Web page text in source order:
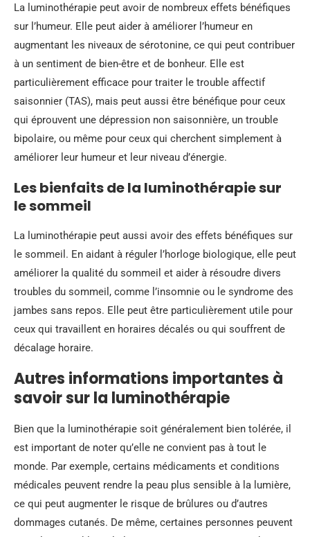
La luminothérapie peut avoir de nombreux effets bénéfiques
sur l’humeur. Elle peut aider à améliorer l’humeur en
augmentant les niveaux de sérotonine, ce qui peut contribuer
à un sentiment de bien-être et de bonheur. Elle est
particulièrement efficace pour traiter le trouble affectif
saisonnier (TAS), mais peut aussi être bénéfique pour ceux
qui éprouvent une dépression non saisonnière, un trouble
bipolaire, ou même pour ceux qui cherchent simplement à
améliorer leur humeur et leur niveau d’énergie.
Les bienfaits de la luminothérapie sur
le sommeil
La luminothérapie peut aussi avoir des effets bénéfiques sur
le sommeil. En aidant à réguler l’horloge biologique, elle peut
améliorer la qualité du sommeil et aider à résoudre divers
troubles du sommeil, comme l’insomnie ou le syndrome des
jambes sans repos. Elle peut être particulièrement utile pour
ceux qui travaillent en horaires décalés ou qui souffrent de
décalage horaire.
Autres informations importantes à
savoir sur la luminothérapie
Bien que la luminothérapie soit généralement bien tolérée, il
est important de noter qu’elle ne convient pas à tout le
monde. Par exemple, certains médicaments et conditions
médicales peuvent rendre la peau plus sensible à la lumière,
ce qui peut augmenter le risque de brûlures ou d’autres
dommages cutanés. De même, certaines personnes peuvent